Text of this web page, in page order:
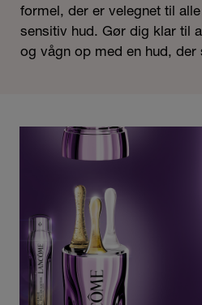
formel, der er velegnet til
sensitiv hud. Gør dig klar til
og vågn op med en hud, der